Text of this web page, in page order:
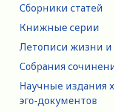
Сборники статей
Книжные серии
Летописи жизни и
Собрания
Научные издания
эго-документов